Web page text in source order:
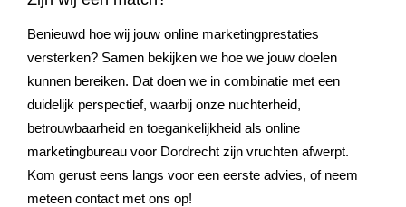
Benieuwd hoe wij jouw online marketingprestaties
versterken? Samen bekijken we hoe we jouw doelen
kunnen bereiken. Dat doen we in combinatie met een
duidelijk perspectief, waarbij onze nuchterheid,
betrouwbaarheid en toegankelijkheid als online
marketingbureau voor Dordrecht zijn vruchten afwerpt.
Kom gerust eens langs voor een eerste advies, of neem
meteen contact met ons op!